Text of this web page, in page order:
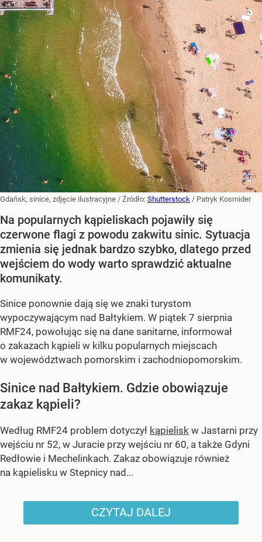
Gdańsk, sinice, zdjęcie ilustracyjne / Źródło: Shutterstock / Patryk Kosmider
Na popularnych kąpieliskach pojawiły się
czerwone flagi z powodu zakwitu sinic. Sytuacja
zmienia się jednak bardzo szybko, dlatego przed
wejściem do wody warto sprawdzić aktualne
komunikaty.
Sinice ponownie dają się we znaki turystom
wypoczywającym nad Bałtykiem. W piątek 7 sierpnia
RMF24, powołując się na dane sanitarne, informował
o zakazach kąpieli w kilku popularnych miejscach
w województwach pomorskim i zachodniopomorskim.
Sinice nad Bałtykiem. Gdzie obowiązuje
zakaz kąpieli?
Według RMF24 problem dotyczył kąpielisk w Jastarni przy
wejściu nr 52, w Juracie przy wejściu nr 60, a także Gdyni
Redłowie i Mechelinkach. Zakaz obowiązuje również
na kąpielisku w Stepnicy nad...
CZYTAJ DALEJ